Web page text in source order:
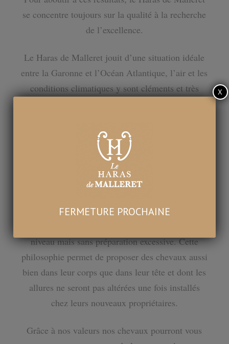
se concentre toujours sur la qualité à la recherche
de l’excellence.
Le Haras de Malleret jouit d’une situation idéale
entre la Garonne et l’Océan Atlantique, l’air et les
conditions climatiques y sont cléments et très
maturité, profitent ainsi des meilleures conditions
de manipulation, à la fois dans un environnement
de semi-liberté, mais aussi dans le cadre d’un
travail quotidien dans le plus grand respect du
L’objectif étant de présenter une excellente qualité
niveau mais sans préparation excessive. Cette
philosophie permet de proposer des chevaux aussi
bien dans leur corps que dans leur tête et dont les
allures ne seront pas altérées une fois installés
chez leurs nouveaux propriétaires.
Grâce à nos valeurs nos chevaux pourront vous
FERMETURE PROCHAINE
X